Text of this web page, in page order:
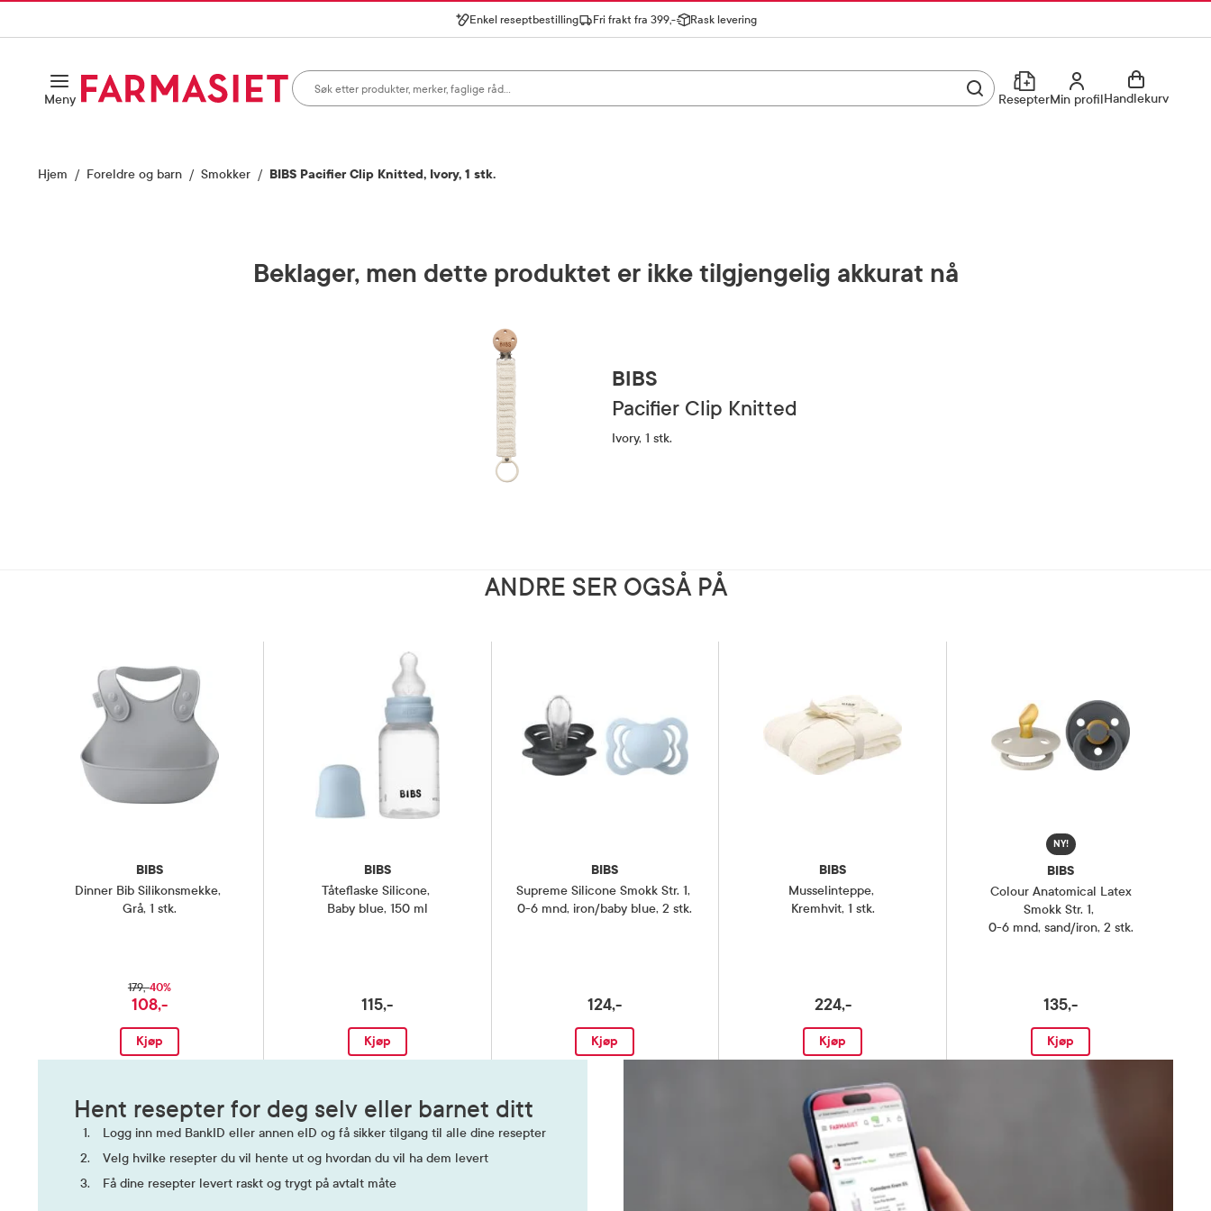
Enkel reseptbestilling Fri frakt fra 399,- Rask levering
INNHOLD
MenyÅpne
Søk i apotek
Utfør søkResepterMin profilMin profilHandlekurv
Hjem Foreldre og barn Smokker BIBS Pacifier Clip Knitted, Ivory, 1 stk.
Beklager, men dette produktet er ikke tilgjengelig akkurat nå
BIBS
Pacifier Clip Knitted
Ivory, 1 stk.
ANDRE SER OGSÅ PÅ
BIBS
Dinner Bib Silikonsmekke,
Grå, 1 stk.
179,-40%
108,-
Kjøp
BIBS
Tåteflaske Silicone,
Baby blue, 150 ml
115,-
Kjøp
BIBS
Supreme Silicone Smokk Str. 1,
0-6 mnd, iron/baby blue, 2 stk.
124,-
Kjøp
BIBS
Musselinteppe,
Kremhvit, 1 stk.
224,-
Kjøp
NY!
BIBS
Colour Anatomical Latex
Smokk Str. 1,
0-6 mnd, sand/iron, 2 stk.
135,-
Kjøp
Hent resepter for deg selv eller barnet ditt
Logg inn med BankID eller annen eID og få sikker tilgang til alle dine resepter
Velg hvilke resepter du vil hente ut og hvordan du vil ha dem levert
Få dine resepter levert raskt og trygt på avtalt måte